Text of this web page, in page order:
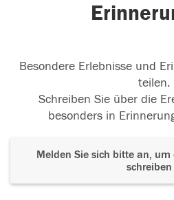
Besondere Erlebnisse und
teilen.
Schreiben Sie über die
besonders in
Melden Sie sich bitte an, um
schreiben